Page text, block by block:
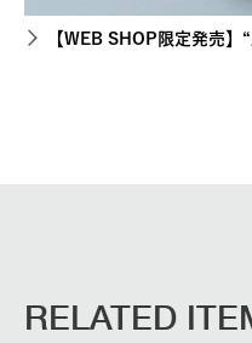
【WEB SHOP限定発売】
RELATED